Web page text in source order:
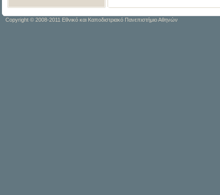
Copyright © 2008-2011 Εθνικό και Καποδιστριακό Πανεπιστήμιο Αθηνών